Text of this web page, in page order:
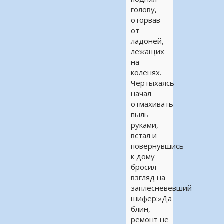
голову,
оторвав
от
ладоней,
лежащих
на
коленях.
Чертыхаясь
начал
отмахивать
пыль
руками,
встал и
повернувшись
к дому
бросил
взгляд на
заплесневевший
шифер:»Да
блин,
ремонт не